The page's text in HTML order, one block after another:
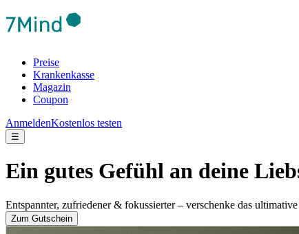
Preise
Krankenkasse
Magazin
Coupon
AnmeldenKostenlos testen
☰
Ein gutes Gefühl an deine
Entspannter, zufriedener & fokussierter – verschenke das
Zum Gutschein